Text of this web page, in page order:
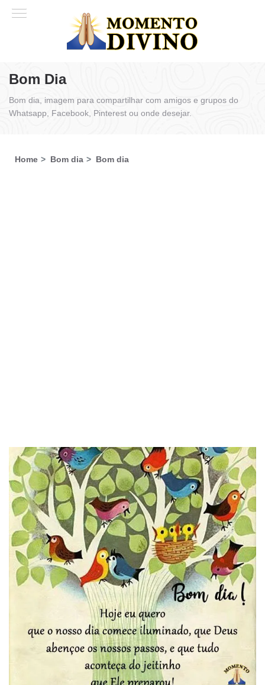
Bom Dia
Bom dia, imagem para compartilhar com amigos e grupos do
Whatsapp, Facebook, Pinterest ou onde desejar.
Home Bom dia Bom dia